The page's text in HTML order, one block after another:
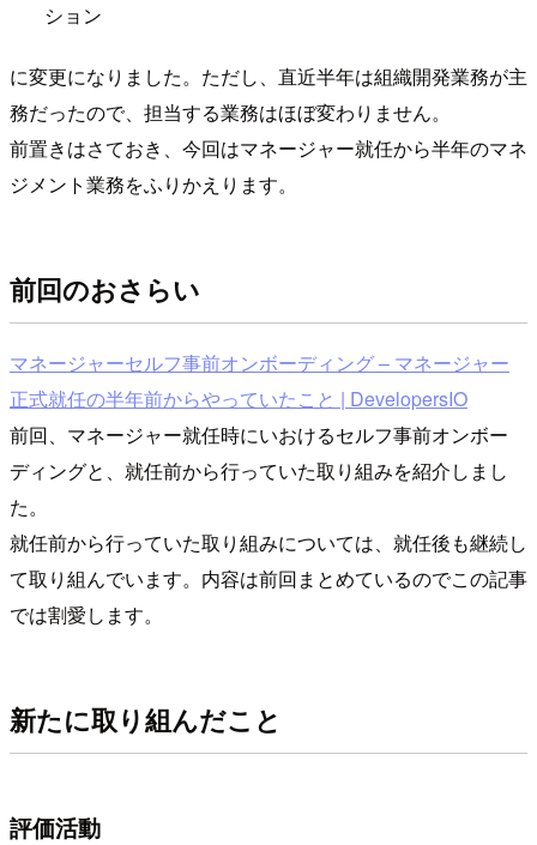
ション
に変更になりました。ただし、直近半年は組織開発業務が主
務だったので、担当する業務はほぼ変わりません。
前置きはさておき、今回はマネージャー就任から半年のマネ
ジメント業務をふりかえります。
前回のおさらい
マネージャーセルフ事前オンボーディング – マネージャー
正式就任の半年前からやっていたこと | DevelopersIO
前回、マネージャー就任時にいおけるセルフ事前オンボー
ディングと、就任前から行っていた取り組みを紹介しまし
た。
就任前から行っていた取り組みについては、就任後も継続し
て取り組んでいます。内容は前回まとめているのでこの記事
では割愛します。
新たに取り組んだこと
評価活動